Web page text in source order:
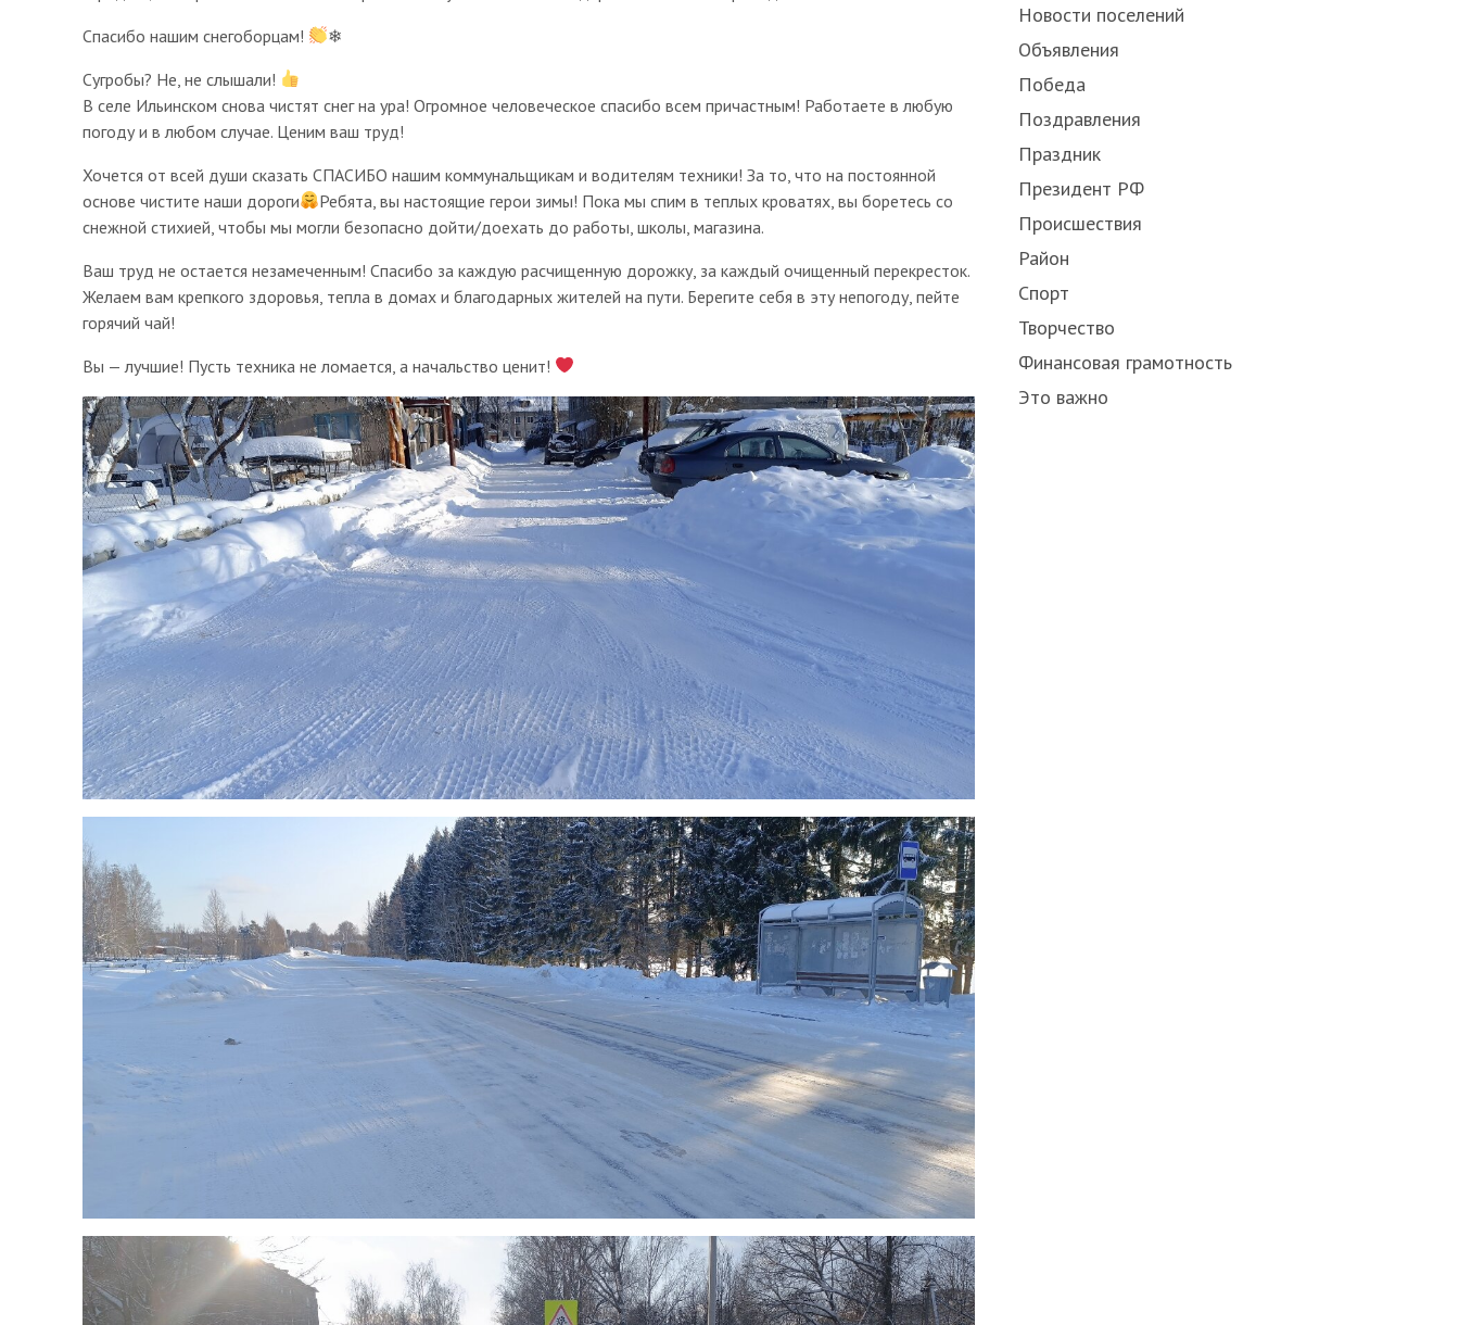
Спасибо нашим снегоборцам!
❄
Сугробы? Не, не слышали!
В селе Ильинском снова чистят снег на ура! Огромное человеческое спасибо всем причастным! Работаете в любую
погоду и в любом случае. Ценим ваш труд!
Хочется от всей души сказать СПАСИБО нашим коммунальщикам и водителям техники! За то, что на постоянной
основе чистите наши дороги
Ребята, вы настоящие герои зимы! Пока мы спим в теплых кроватях, вы боретесь со
снежной стихией, чтобы мы могли безопасно дойти/доехать до работы, школы, магазина.
Ваш труд не остается незамеченным! Спасибо за каждую расчищенную дорожку, за каждый очищенный перекресток.
Желаем вам крепкого здоровья, тепла в домах и благодарных жителей на пути. Берегите себя в эту непогоду, пейте
горячий чай!
Вы — лучшие! Пусть техника не ломается, а начальство ценит!
Новости поселений
Объявления
Победа
Поздравления
Праздник
Президент РФ
Происшествия
Район
Спорт
Творчество
Финансовая грамотность
Это важно